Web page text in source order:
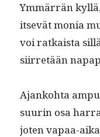
Ymmär­rän
it­sevät monia
voi ratkaista
siir­retään
Ajanko­h­ta
suurin osa
joten vapaa-